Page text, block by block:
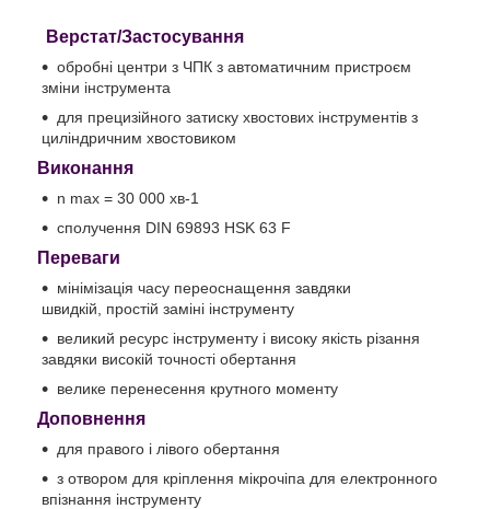
Верстат/Застосування
обробні центри з ЧПК з автоматичним пристроєм
зміни інструмента
для прецизійного затиску хвостових інструментів з
циліндричним хвостовиком
Виконання
n max = 30 000 хв-1
сполучення DIN 69893 HSK 63 F
Переваги
мінімізація часу переоснащення завдяки
швидкій, простій заміні інструменту
великий ресурс інструменту і високу якість різання
завдяки високій точності обертання
велике перенесення крутного моменту
Доповнення
для правого і лівого обертання
з отвором для кріплення мікрочіпа для електронного
впізнання інструменту